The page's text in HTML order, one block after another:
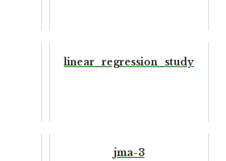
linear_regression_study
jma-3